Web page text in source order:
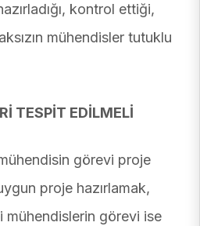
kontrol ettiği,
mühendisler tutuklu
TESPİT EDİLMELİ
görevi proje
proje hazırlamak,
mühendislerin görevi ise